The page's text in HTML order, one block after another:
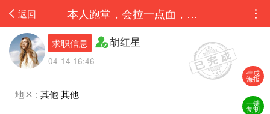
生成
海报
一键
复制
返回 本人跑堂，会拉一点面，人在上海，来了真心想学面，上海的老板联系，微信同号，加微信...
求职信息 胡红星
04-14 16:46
地区 : 其他 其他